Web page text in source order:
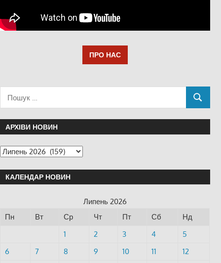
ПРО НАС
АРХІВИ НОВИН
КАЛЕНДАР НОВИН
Липень 2026
Пн
Вт Ср Чт Пт Сб
Нд
1
2 3 4
5
6
7 8 9 10 11
12